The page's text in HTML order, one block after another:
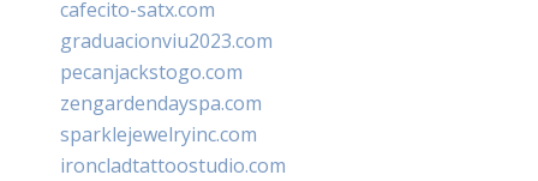
cafecito-satx.com
graduacionviu2023.com
pecanjackstogo.com
zengardendayspa.com
sparklejewelryinc.com
ironcladtattoostudio.com